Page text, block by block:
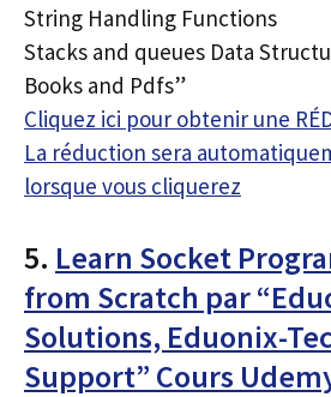
String Handling Functions
Stacks and queues Data
Books and Pdfs”
Cliquez ici pour obtenir une
La réduction sera
lorsque vous cliquerez
5. Learn Socket
from Scratch par
Solutions, Eduonix-
Support” Cours